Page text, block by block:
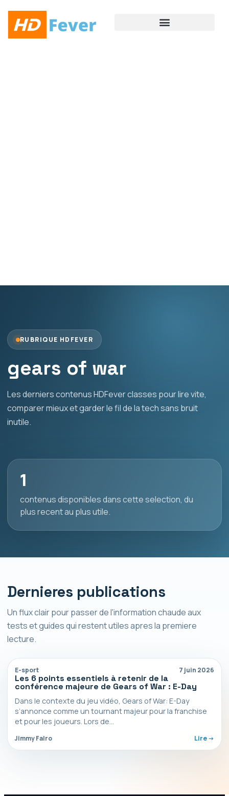
RUBRIQUE HDFEVER
gears of war
Les derniers contenus HDFever classes pour lire vite,
comparer mieux et garder le fil de la tech sans bruit
inutile.
1
contenus disponibles dans cette selection, du
plus recent au plus utile.
Dernieres publications
Un flux clair pour passer de l'information chaude aux
tests et guides qui restent utiles apres la premiere
lecture.
E-sport 7 juin 2026
Les 6 points essentiels à retenir de la
conférence majeure de Gears of War : E-Day
Dans le contexte du jeu vidéo, Gears of War: E-Day
s’annonce comme un tournant majeur pour la franchise
et pour les joueurs. Lors de…
Jimmy Falro Lire ->